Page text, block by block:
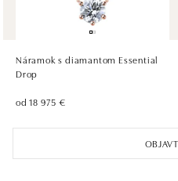
ALOve Westfield
Chlumecká 765/6, 198 19 Praha
dnes otvorené do 21:00
Roztylská 2321/19, 148 00
dnes otvorené do 21:00
Náramok s diamantom Essential
Drop
od 18 975 €